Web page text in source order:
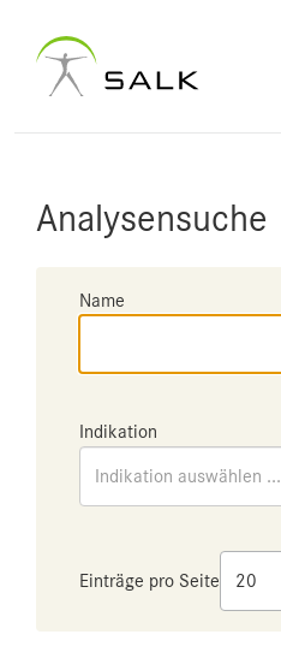
Analysensuche
Name
Indikation
Indikation auswählen ...
Einträge pro Seite